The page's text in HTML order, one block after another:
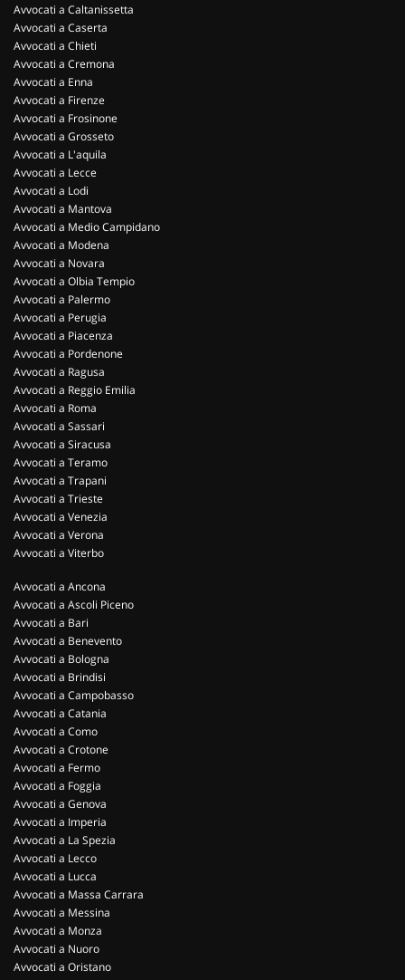
Avvocati a Caltanissetta
Avvocati a Caserta
Avvocati a Chieti
Avvocati a Cremona
Avvocati a Enna
Avvocati a Firenze
Avvocati a Frosinone
Avvocati a Grosseto
Avvocati a L'aquila
Avvocati a Lecce
Avvocati a Lodi
Avvocati a Mantova
Avvocati a Medio Campidano
Avvocati a Modena
Avvocati a Novara
Avvocati a Olbia Tempio
Avvocati a Palermo
Avvocati a Perugia
Avvocati a Piacenza
Avvocati a Pordenone
Avvocati a Ragusa
Avvocati a Reggio Emilia
Avvocati a Roma
Avvocati a Sassari
Avvocati a Siracusa
Avvocati a Teramo
Avvocati a Trapani
Avvocati a Trieste
Avvocati a Venezia
Avvocati a Verona
Avvocati a Viterbo
Avvocati a Ancona
Avvocati a Ascoli Piceno
Avvocati a Bari
Avvocati a Benevento
Avvocati a Bologna
Avvocati a Brindisi
Avvocati a Campobasso
Avvocati a Catania
Avvocati a Como
Avvocati a Crotone
Avvocati a Fermo
Avvocati a Foggia
Avvocati a Genova
Avvocati a Imperia
Avvocati a La Spezia
Avvocati a Lecco
Avvocati a Lucca
Avvocati a Massa Carrara
Avvocati a Messina
Avvocati a Monza
Avvocati a Nuoro
Avvocati a Oristano